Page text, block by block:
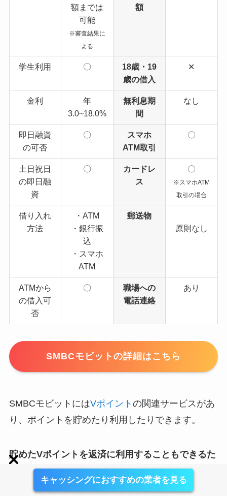
額までは
可能
※審査結果に
よる
額
学生利用 〇
18歳・19
歳の借入
✕
金利
年
3.0~18.0%
無利息期
間
なし
即日融資
の可否
〇
スマホ
ATM取引
〇
土日祝日
の即日融
資
〇
カードレ
ス
〇
※スマホATM
取引の場合
借り入れ
方法
・ATM
・銀行振
込
・スマホ
ATM
郵送物
原則なし
ATMから
の借入可
否
〇
職場への
電話連絡
あり
SMBCモビットの詳細はこちら
SMBCモビットにはVポイント の関連サービスがあ
り、ポイントを貯めたり利用したりできます。
貯めたVポイントを返済に利用することもできるた
め、すでにVポイントを貯めている方であればさら
にお得に借り入れできる でしょう。
キャッシングにおすすめの業者を見る